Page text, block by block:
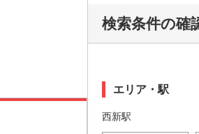
検索条件の確
エリア・駅
西新駅